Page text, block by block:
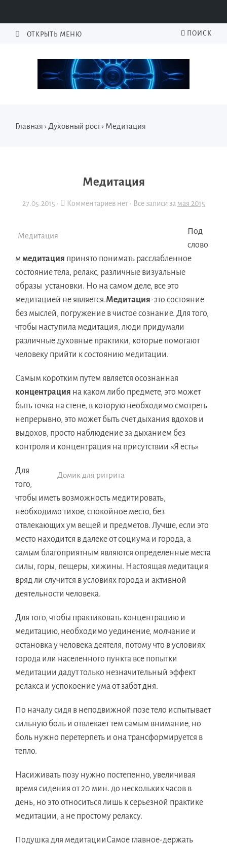
ОТКРЫТЬ МЕНЮ ПОИСК
Главная › Духовный рост› Медитация
Медитация
27.05.2015 · Комментариев нет · Все записи за мая 2015
Медитация
Под
слово
м медитация принято понимать расслабленное
состояние тела, релакс, различные визуальные
образы установки. Но на самом деле, все это
медитацией не является.Медитация-это состояние
без мыслей, погружение в чистое сознание. Для того,
чтобы наступила медитация, люди придумали
различные духовные практики, которые помогают
человеку прийти к состоянию медитации.
Самым коротким путем является осознанная
концентрация на каком либо предмете, это может
быть точка на стене, в которую необходимо смотреть
непрерывно, это может быть счет дыхания вдохов и
выдохов, просто наблюдение за дыханием без
контроля и концентрация на присутствии «Я есть»
Домик для ритрита
Для
того,
чтобы иметь возможность медитировать,
необходимо тихое, спокойное место, без
отвлекающих ум вещей и предметов. Лучше, если это
место находится в далеке от социума и города, а
самым благоприятным являются определенные места
силы, горы, пещеры, хижины. Настоящая медитация
вряд ли случится в условиях города и активной
деятельности человека.
Для того, чтобы практиковать концентрацию и
медитацию, необходимо уединение, молчание и
остановка у человека деятеля, потому что в условиях
города или населенного пункта все попытки
медитации дадут только незначительный эффект
релакса и успокоение ума от забот дня.
По началу сидя в неподвижной позе тело испытывает
сильную боль и отвлекает тем самым внимание, но
боль нужно перетерпеть и она трансформируется в
тепло.
Насиживать позу нужно постепенно, увеличивая
время сидения от 20 мин. до нескольких часов в
день, но это относиться лишь к серьезной практике
медитации, а не простому релаксу.
Подушка для медитацииСамое главное-держать